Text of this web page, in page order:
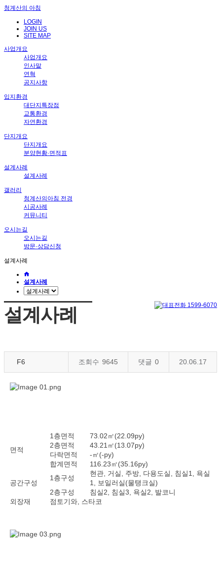
청계산의 아침
LOGIN
JOIN US
SITE MAP
사업개요
사업개요
인사말
연혁
공지사항
입지환경
대단지특장점
교통환경
자연환경
단지개요
단지개요
분양현황·면적표
설계사례
설계사례
갤러리
청계산의아침 전경
시공사례
커뮤니티
오시는길
오시는길
방문·상담신청
설계사례
설계사례
설계사례
20.06.17
댓글 0
조회수 9645
F6
면적
1층면적
73.02㎡(22.09py)
2층면적
43.21㎡(13.07py)
다락면적
-㎡(-py)
합계면적
116.23㎡(35.16py)
공간구성
1층구성
현관, 거실, 주방, 다용도실, 침실1, 욕실
1, 보일러실(물탱크실)
2층구성
침실2, 침실3, 욕실2, 발코니
외장재
점토기와, 스타코